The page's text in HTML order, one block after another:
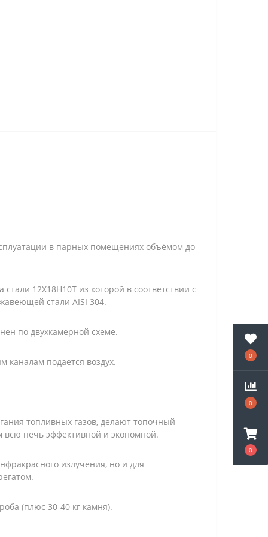
0
0
0
в парных помещениях объёмом до
12Х18Н10Т из которой в соответствии с
стали AISI 304.
по двухкамерной схеме.
каналам подается воздух.
топливных газов, делают топочный
всю печь эффективной и экономной.
излучения, но и для
(плюс 30-40 кг камня).